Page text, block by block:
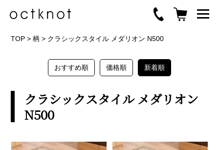
TOP >柄 > クラシックスタイル メダリオン N500
おすすめ順 価格順 新着順
クラシックスタイル メダリオン
N500